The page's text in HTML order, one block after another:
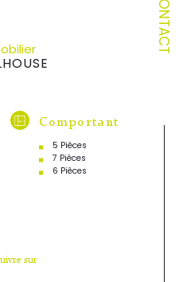
CONTACT
Comportant
5 Pièces
7 Pièces
6 Pièces
sur